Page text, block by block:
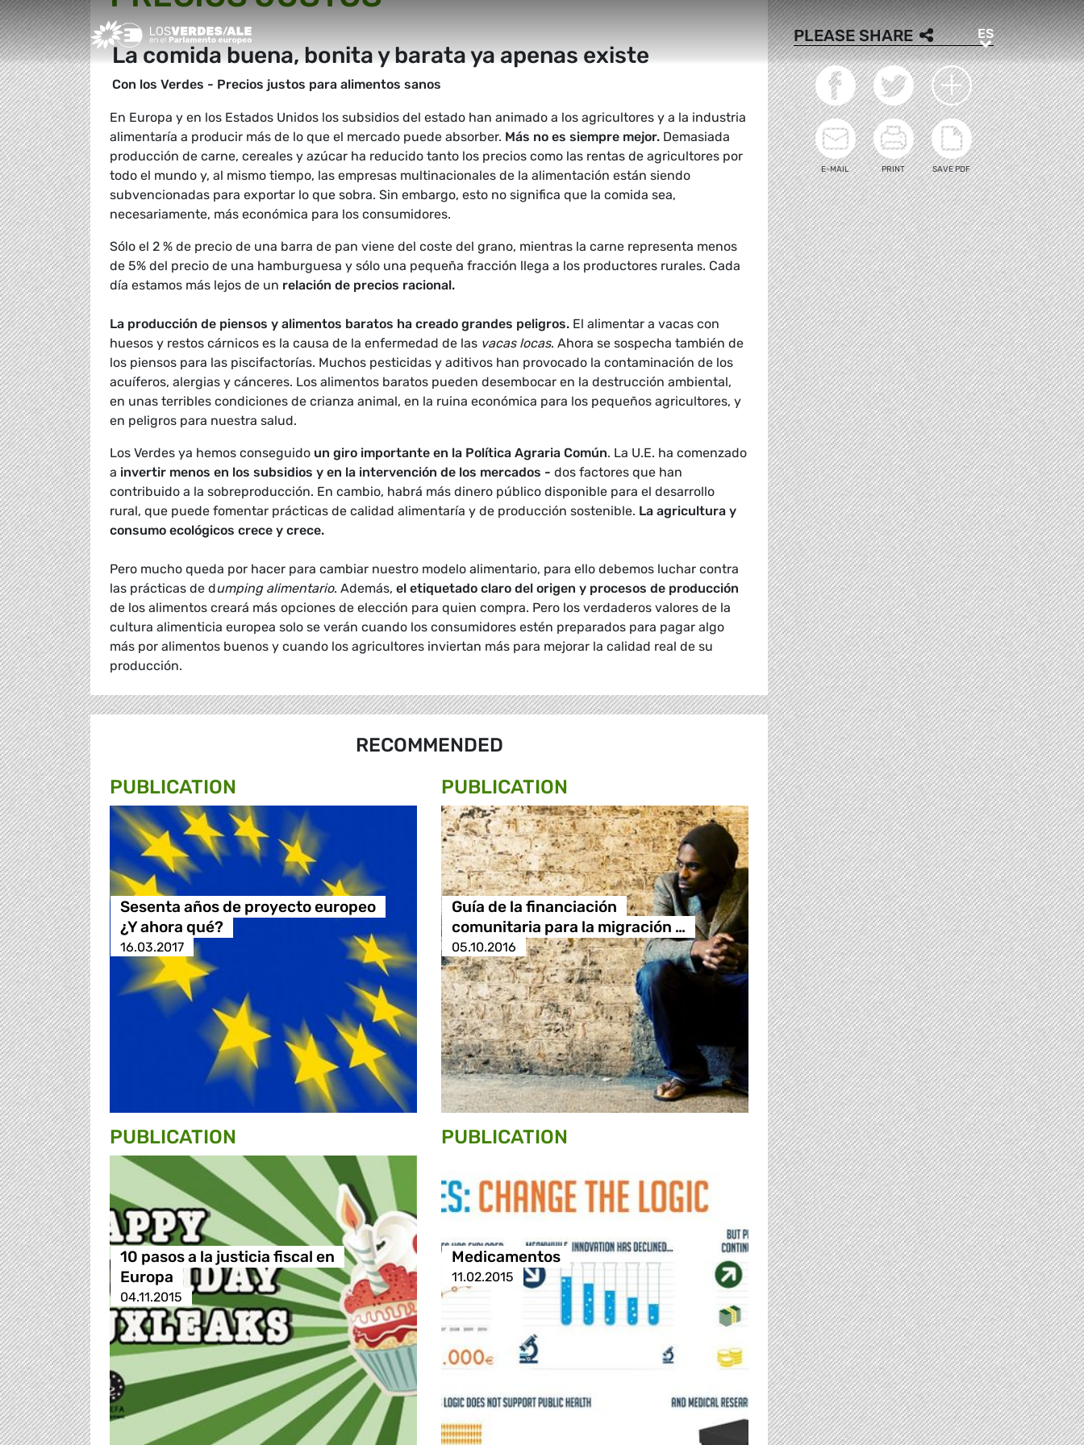
Greens/EFA Home ESES
La comida buena, bonita y barata ya apenas existe
Con los Verdes - Precios justos para alimentos sanos
En Europa y en los Estados Unidos los subsidios del estado han animado a los agricultores y a la industria
alimentaría a producir más de lo que el mercado puede absorber. Más no es siempre mejor. Demasiada
producción de carne, cereales y azúcar ha reducido tanto los precios como las rentas de agricultores por
todo el mundo y, al mismo tiempo, las empresas multinacionales de la alimentación están siendo
subvencionadas para exportar lo que sobra. Sin embargo, esto no significa que la comida sea,
necesariamente, más económica para los consumidores.
Sólo el 2 % de precio de una barra de pan viene del coste del grano, mientras la carne representa menos
de 5% del precio de una hamburguesa y sólo una pequeña fracción llega a los productores rurales. Cada
día estamos más lejos de un relación de precios racional.
La producción de piensos y alimentos baratos ha creado grandes peligros. El alimentar a vacas con
huesos y restos cárnicos es la causa de la enfermedad de las vacas locas. Ahora se sospecha también de
los piensos para las piscifactorías. Muchos pesticidas y aditivos han provocado la contaminación de los
acuíferos, alergias y cánceres. Los alimentos baratos pueden desembocar en la destrucción ambiental,
en unas terribles condiciones de crianza animal, en la ruina económica para los pequeños agricultores, y
en peligros para nuestra salud.
Los Verdes ya hemos conseguido un giro importante en la Política Agraria Común. La U.E. ha comenzado
a invertir menos en los subsidios y en la intervención de los mercados - dos factores que han
contribuido a la sobreproducción. En cambio, habrá más dinero público disponible para el desarrollo
rural, que puede fomentar prácticas de calidad alimentaría y de producción sostenible. La agricultura y
consumo ecológicos crece y crece.
Pero mucho queda por hacer para cambiar nuestro modelo alimentario, para ello debemos luchar contra
las prácticas de dumping alimentario. Además, el etiquetado claro del origen y procesos de producción
de los alimentos creará más opciones de elección para quien compra. Pero los verdaderos valores de la
cultura alimenticia europea solo se verán cuando los consumidores estén preparados para pagar algo
más por alimentos buenos y cuando los agricultores inviertan más para mejorar la calidad real de su
producción.
RECOMMENDED
PUBLICATION
Sesenta años de proyecto europeo
¿Y ahora qué?
16.03.2017
PUBLICATION
Guía de la financiación
comunitaria para la migración …
05.10.2016
PUBLICATION
10 pasos a la justicia fiscal en
Europa
04.11.2015
PUBLICATION
Medicamentos
11.02.2015
PLEASE SHARE
E-MAIL PRINT SAVE PDF